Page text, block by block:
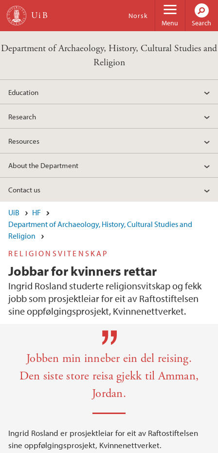
Skip to main content
Menu
Norsk
Search
Department of Archaeology, History, Cultural Studies and
Religion
Education
Research
Resources
About the Department
Contact us
UiB
HF
Department of Archaeology, History, Cultural Studies and
Religion
RELIGIONSVITENSKAP
Jobbar for kvinners rettar
Ingrid Rosland studerte religionsvitskap og fekk
jobb som prosjektleiar for eit av Raftostiftelsen
sine oppfølgingsprosjekt, Kvinnenettverket.
Jobben min inneber ein del reising.
Den siste store reisa gjekk til Amman,
Jordan.
Ingrid Rosland er prosjektleiar for eit av Raftostiftelsen
sine oppfølgingsprosjekt, Kvinnenettverket.